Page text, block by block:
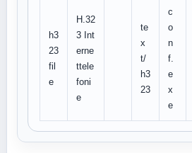
h3
23
fil
e
H.32
3 Int
erne
ttele
foni
e
te
x
t/
h3
23
c
o
n
f.
e
x
e